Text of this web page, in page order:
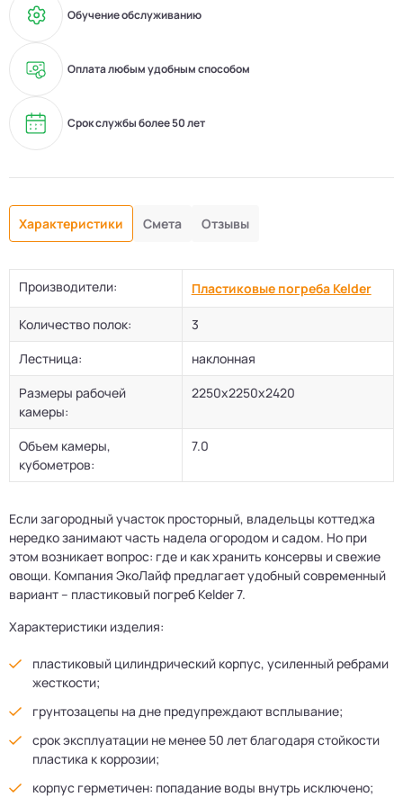
Обучение обслуживанию
Оплата любым удобным способом
Срок службы более 50 лет
Характеристики Смета Отзывы
Производители: Пластиковые погреба Kelder
Количество полок:
3
Лестница:
наклонная
Размеры рабочей
камеры:
2250х2250х2420
Объем камеры,
кубометров:
7.0
Если загородный участок просторный, владельцы коттеджа
нередко занимают часть надела огородом и садом. Но при
этом возникает вопрос: где и как хранить консервы и свежие
овощи. Компания ЭкоЛайф предлагает удобный современный
вариант – пластиковый погреб Kelder 7.
Характеристики изделия:
пластиковый цилиндрический корпус, усиленный ребрами
жесткости;
грунтозацепы на дне предупреждают всплывание;
срок эксплуатации не менее 50 лет благодаря стойкости
пластика к коррозии;
корпус герметичен: попадание воды внутрь исключено;